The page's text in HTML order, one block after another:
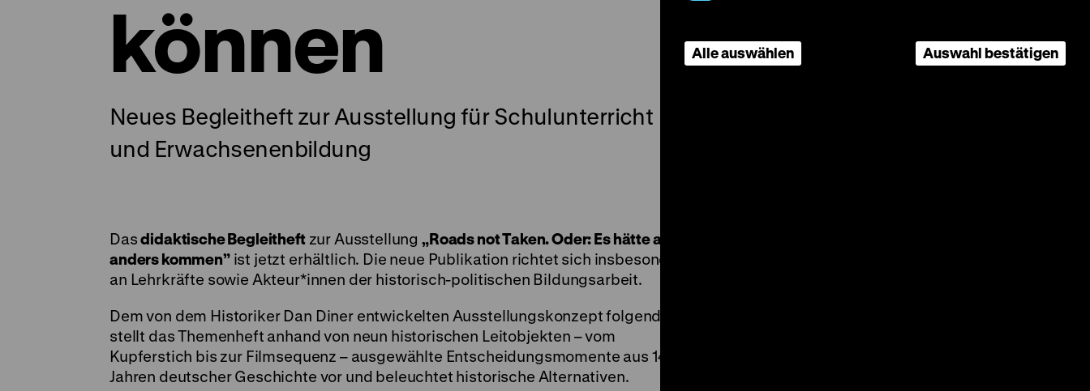
können
Neues Begleitheft zur Ausstellung für Schulunterricht
und Erwachsenenbildung
Dasdidaktische Begleitheftzur Ausstellung „Roads not Taken. Oder: Es hätte auch
anders kommen”ist jetzt erhältlich. Die neue Publikation richtet sich insbesondere
an Lehrkräfte sowie Akteur*innen der historisch-politischen Bildungsarbeit.
Dem von dem Historiker Dan Diner entwickelten Ausstellungskonzept folgend,
stellt das Themenheft anhand von neun historischen Leitobjekten – vom
Kupferstich bis zur Filmsequenz – ausgewählte Entscheidungsmomente aus 140
Jahren deutscher Geschichte vor und beleuchtet historische Alternativen.
Alle auswählen Auswahl bestätigen